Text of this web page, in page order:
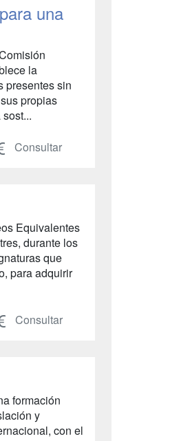
una
la
presentes sin
propias
Consultar
Equivalentes
durante los
que
para adquirir
Consultar
formación
y
con el